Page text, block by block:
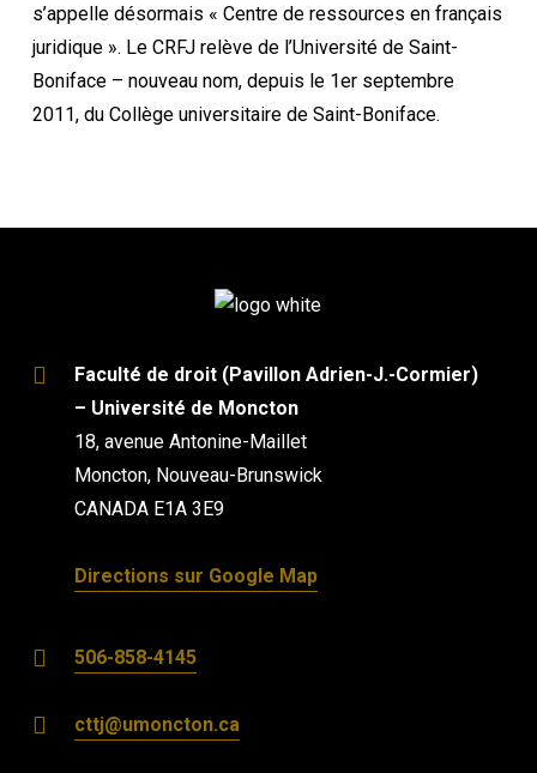
s’appelle désormais « Centre de ressources en français
juridique ». Le CRFJ relève de l’Université de Saint-
Boniface – nouveau nom, depuis le 1er septembre
2011, du Collège universitaire de Saint-Boniface.
Faculté de droit (Pavillon Adrien-J.-Cormier)
– Université de Moncton
18, avenue Antonine-Maillet
Moncton, Nouveau-Brunswick
CANADA E1A 3E9
Directions sur Google Map
506-858-4145
cttj@umoncton.ca